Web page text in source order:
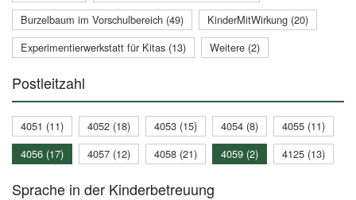
Burzelbaum im Vorschulbereich (49)
KinderMitWirkung (20)
Experimentierwerkstatt für Kitas (13)
Weitere (2)
Postleitzahl
4051 (11) 4052 (18) 4053 (15) 4054 (8)
4055 (11)
4056 (17)
4057 (12) 4058 (21) 4059 (2) 4125 (13)
Sprache in der Kinderbetreuung